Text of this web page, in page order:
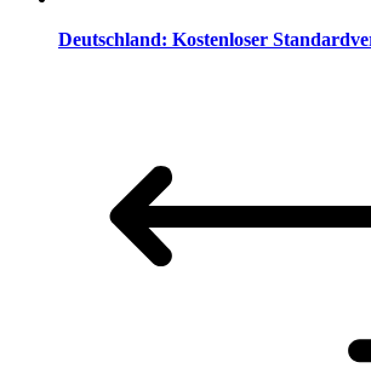
Deutschland: Kostenloser